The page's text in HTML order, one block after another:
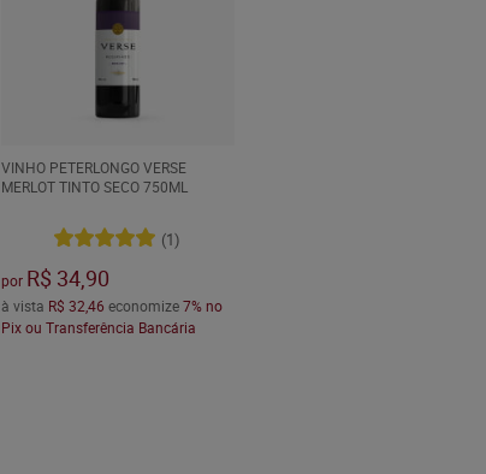
VINHO PETERLONGO VERSE
MERLOT TINTO SECO 750ML
(1)
por R$ 34,90
à vista R$ 32,46 economize7% no
Pix ou Transferência Bancária